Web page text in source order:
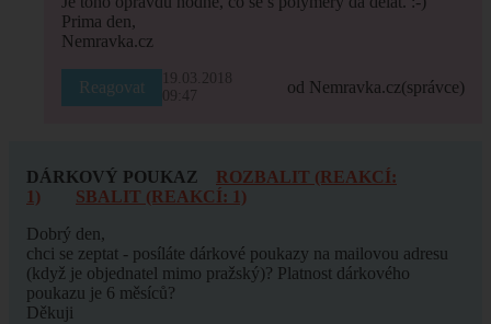
Prima den,
Nemravka.cz
Reagovat
19.03.2018
09:47
od Nemravka.cz(správce)
DÁRKOVÝ POUKAZ
ROZBALIT (REAKCÍ:
1)
SBALIT (REAKCÍ: 1)
Dobrý den,
chci se zeptat - posíláte dárkové poukazy na mailovou adresu
(když je objednatel mimo pražský)? Platnost dárkového
poukazu je 6 měsíců?
Děkuji